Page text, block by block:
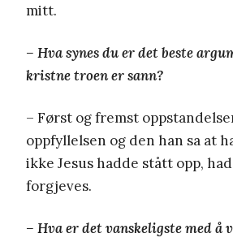
mitt.
– Hva synes du er det beste
kristne troen er sann?
– Først og fremst
oppfyllelsen og den han sa at
ikke Jesus hadde stått opp,
forgjeves.
– Hva er det vanskeligste med å